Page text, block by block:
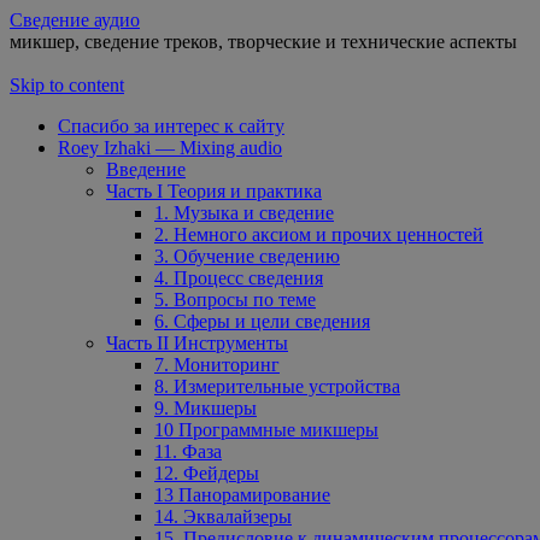
Сведение аудио
микшер, сведение треков, творческие и технические аспекты
Skip to content
Спасибо за интерес к сайту
Roey Izhaki — Mixing audio
Введение
Часть I Теория и практика
1. Музыка и сведение
2. Немного аксиом и прочих ценностей
3. Обучение сведению
4. Процесс сведения
5. Вопросы по теме
6. Сферы и цели сведения
Часть II Инструменты
7. Мониторинг
8. Измерительные устройства
9. Микшеры
10 Программные микшеры
11. Фаза
12. Фейдеры
13 Панорамирование
14. Эквалайзеры